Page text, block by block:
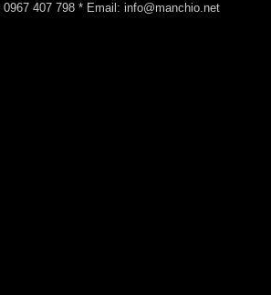
0967 407 798 * Email: info@manchio.net